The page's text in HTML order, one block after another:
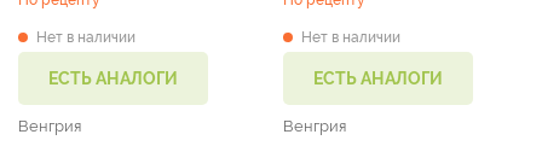
Нет в наличии
ЕСТЬ АНАЛОГИ
Венгрия
Нет в наличии
ЕСТЬ АНАЛОГИ
Венгрия